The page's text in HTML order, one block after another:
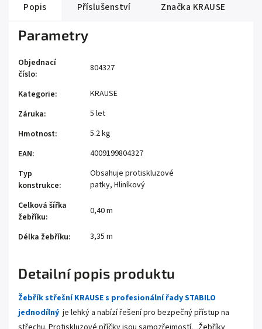
Popis Příslušenství Značka KRAUSE
Detailní popis produktu
Žebřík střešní KRAUSE s profesionální řady STABILO
jednodílný je lehký a nabízí řešení pro bezpečný přístup na
Parametry
Objednací
číslo:
804327
Kategorie:
KRAUSE
Záruka:
5 let
Hmotnost:
5.2 kg
EAN:
4009199804327
Typ
konstrukce:
Obsahuje protiskluzové
patky, Hliníkový
Celková šířka
žebříku:
0,40 m
Délka žebříku: 3,35 m